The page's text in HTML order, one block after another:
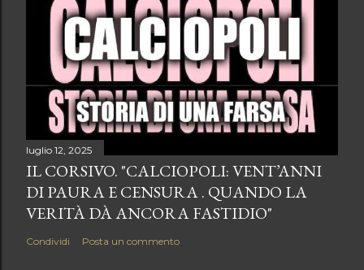
luglio 12, 2025
IL CORSIVO. "CALCIOPOLI: VENT’ANNI
DI PAURA E CENSURA . QUANDO LA
VERITÀ DÀ ANCORA FASTIDIO"
Condividi Posta un commento